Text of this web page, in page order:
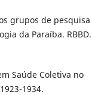
grupos de pesquisa
da Paraíba. RBBD.
Saúde Coletiva no
1934.